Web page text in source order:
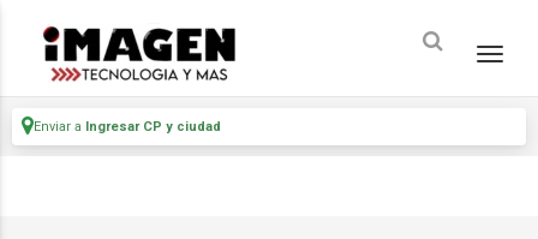
Enviar a Ingresar CP y ciudad